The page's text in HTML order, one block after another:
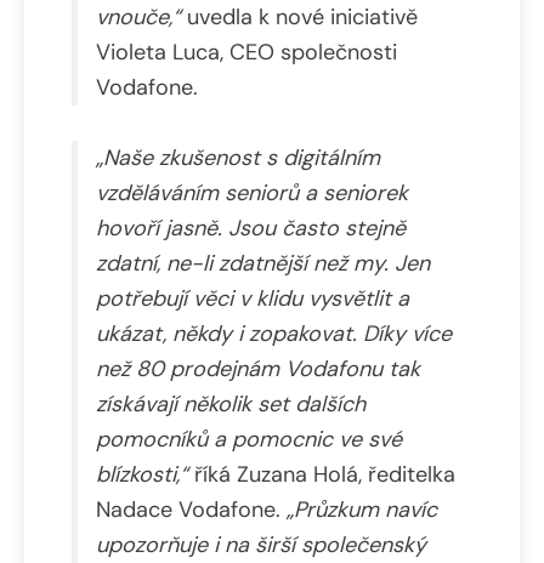
vnouče,“uvedla k nové iniciativě
Violeta Luca, CEO společnosti
Vodafone.
„Naše zkušenost s digitálním
vzděláváním seniorů a seniorek
hovoří jasně. Jsou často stejně
zdatní, ne-li zdatnější než my. Jen
potřebují věci v klidu vysvětlit a
ukázat, někdy i zopakovat. Díky více
než 80 prodejnám Vodafonu tak
získávají několik set dalších
pomocníků a pomocnic ve své
blízkosti,“říká Zuzana Holá, ředitelka
Nadace Vodafone. „Průzkum navíc
upozorňuje i na širší společenský